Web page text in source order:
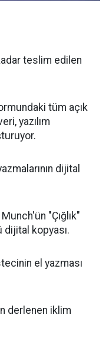
teslim edilen
tüm açık
yazılım
dijital
"Çığlık"
kopyası.
el yazması
derlenen iklim